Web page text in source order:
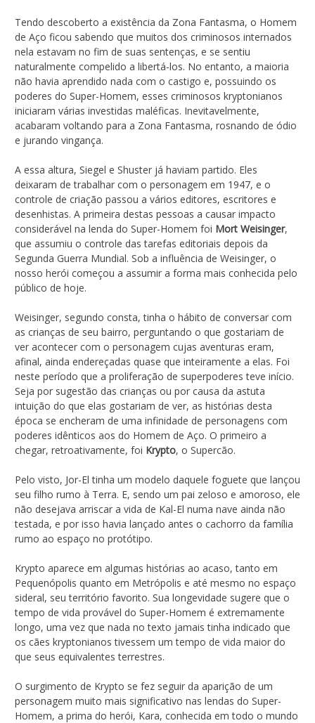
Tendo descoberto a existência da Zona Fantasma, o Homem
de Aço ficou sabendo que muitos dos criminosos internados
nela estavam no fim de suas sentenças, e se sentiu
naturalmente compelido a libertá-los. No entanto, a maioria
não havia aprendido nada com o castigo e, possuindo os
poderes do Super-Homem, esses criminosos kryptonianos
iniciaram várias investidas maléficas. Inevitavelmente,
acabaram voltando para a Zona Fantasma, rosnando de ódio
e jurando vingança.
A essa altura, Siegel e Shuster já haviam partido. Eles
deixaram de trabalhar com o personagem em 1947, e o
controle de criação passou a vários editores, escritores e
desenhistas. A primeira destas pessoas a causar impacto
considerável na lenda do Super-Homem foi Mort Weisinger,
que assumiu o controle das tarefas editoriais depois da
Segunda Guerra Mundial. Sob a influência de Weisinger, o
nosso herói começou a assumir a forma mais conhecida pelo
público de hoje.
Weisinger, segundo consta, tinha o hábito de conversar com
as crianças de seu bairro, perguntando o que gostariam de
ver acontecer com o personagem cujas aventuras eram,
afinal, ainda endereçadas quase que inteiramente a elas. Foi
neste período que a proliferação de superpoderes teve início.
Seja por sugestão das crianças ou por causa da astuta
intuição do que elas gostariam de ver, as histórias desta
época se encheram de uma infinidade de personagens com
poderes idênticos aos do Homem de Aço. O primeiro a
chegar, retroativamente, foi Krypto, o Supercão.
Pelo visto, Jor-El tinha um modelo daquele foguete que lançou
seu filho rumo à Terra. E, sendo um pai zeloso e amoroso, ele
não desejava arriscar a vida de Kal-El numa nave ainda não
testada, e por isso havia lançado antes o cachorro da família
rumo ao espaço no protótipo.
Krypto aparece em algumas histórias ao acaso, tanto em
Pequenópolis quanto em Metrópolis e até mesmo no espaço
sideral, seu território favorito. Sua longevidade sugere que o
tempo de vida provável do Super-Homem é extremamente
longo, uma vez que nada no texto jamais tinha indicado que
os cães kryptonianos tivessem um tempo de vida maior do
que seus equivalentes terrestres.
O surgimento de Krypto se fez seguir da aparição de um
personagem muito mais significativo nas lendas do Super-
Homem, a prima do herói, Kara, conhecida em todo o mundo